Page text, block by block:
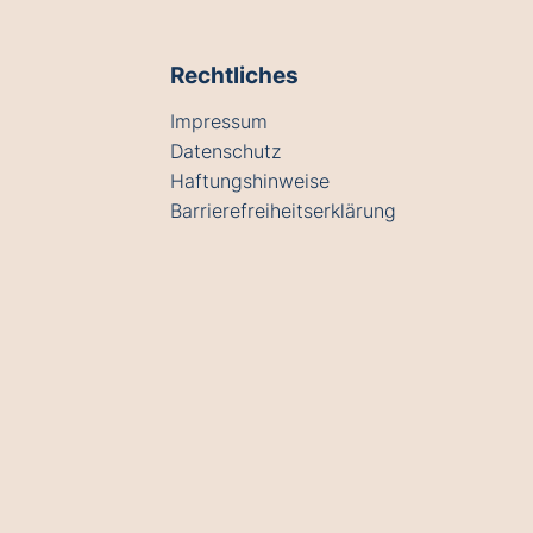
Rechtliches
Impressum
Datenschutz
Haftungshinweise
Barrierefreiheitserklärung